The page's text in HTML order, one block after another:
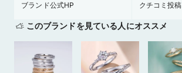
ブランド公式HP クチコミ投稿
このブランドを見ている人にオススメ